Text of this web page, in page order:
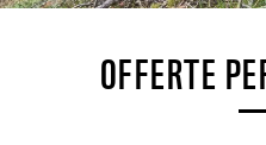
OFFERTE